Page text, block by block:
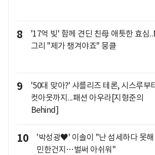
8
'17억 빚' 함께 견딘 친母 애틋한 효심
그리 "제가 챙겨야죠" 뭉클
9
'50대 맞아?' 샤를리즈 테론, 시스루부
컷아웃까지...패션 아우라[지형준의
Behind]
10
'박성광♥' 이솔이 "난 섬세하다 못해
민한건지…벌써 아쉬워"